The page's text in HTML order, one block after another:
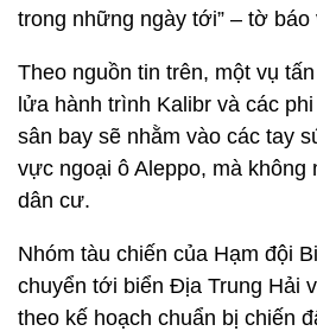
trong những ngày tới” – tờ báo
Theo nguồn tin trên, một vụ
lửa hành trình Kalibr và các
sân bay sẽ nhằm vào các tay
vực ngoại ô Aleppo, mà không
dân cư.
Nhóm tàu chiến của Hạm đội
chuyển tới biển Địa Trung Hải
theo kế hoạch chuẩn bị chiến